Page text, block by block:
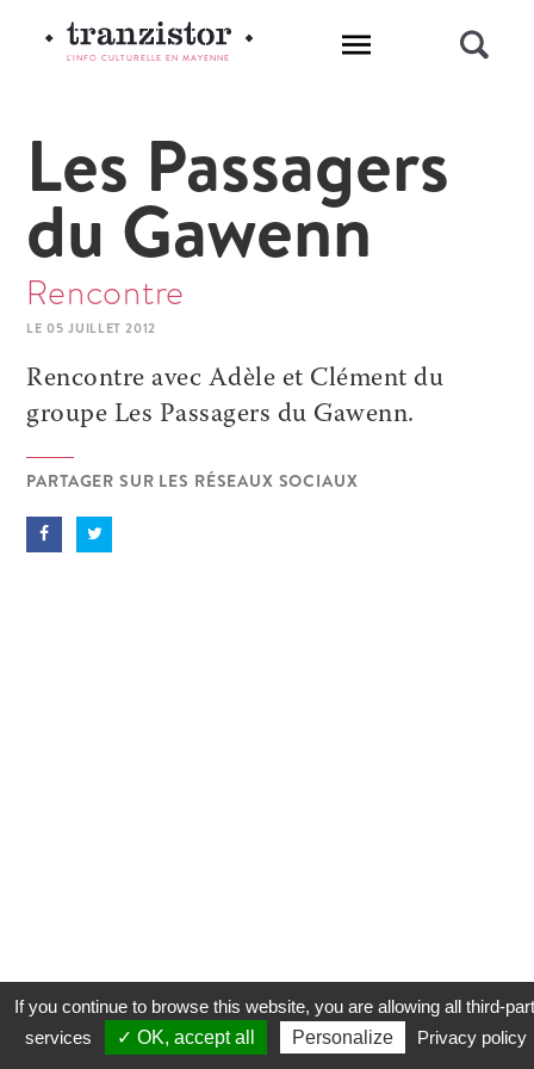
L'INFO CULTURELLE EN MAYENNE
Les Passagers
du Gawenn
Rencontre
LE 05 JUILLET 2012
Rencontre avec Adèle et Clément du
groupe Les Passagers du Gawenn.
PARTAGER SUR LES RÉSEAUX SOCIAUX
COOKIES MENTIONS LÉGALES PLAN DU SITE
If you continue to browse this website, you are allowing all third-
services
✓ OK, accept all Personalize Privacy policy